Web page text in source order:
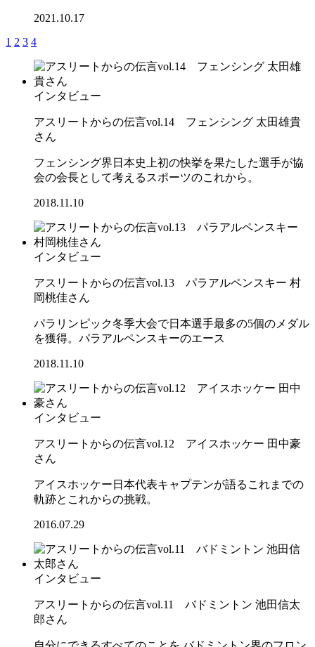
2021.10.17
1 2 3 4
インタビュー
アスリートからの伝言vol.14 フェンシング 太田雄貴
さん
フェンシング界日本史上初の快挙を果たした選手が協
会の会長として考えるスポーツのこれから。
2018.11.10
インタビュー
アスリートからの伝言vol.13 パラアルペンスキー 村
岡桃佳さん
パラリンピック冬季大会で日本選手最多の5個のメダル
を獲得。パラアルペンスキーのエース
2018.11.10
インタビュー
アスリートからの伝言vol.12 アイスホッケー 田中豪
さん
アイスホッケー日本代表キャプテンが語るこれまでの
軌跡とこれからの挑戦。
2016.07.29
インタビュー
アスリートからの伝言vol.11 バドミントン 池田信太
郎さん